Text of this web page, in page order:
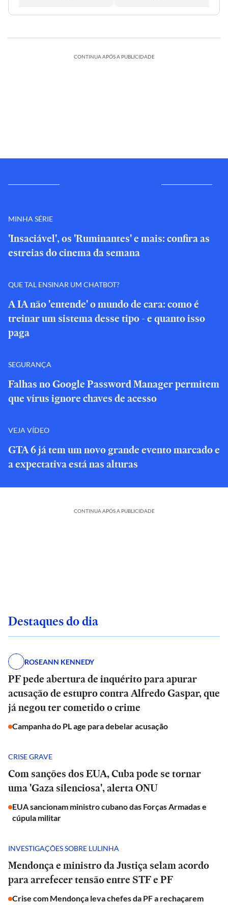
CONTINUA APÓS A PUBLICIDADE
MINHA SÉRIE
'Insaciável', os 'Ruminantes' e mais: confira as
estreias do cinema da semana
QUE TAL ENSINAR UM CHATBOT?
A IA não 'entende' o mundo de cara: como é
treinar um sistema desse tipo - e quanto isso
paga
SEGURANÇA
Falhas no Google Password Manager permitem
que vírus ignore chaves de acesso
VEJA VÍDEO
GTA 6 já tem um novo grande evento marcado e
a expectativa está nas alturas
CONTINUA APÓS A PUBLICIDADE
Destaques do dia
ROSEANN KENNEDY
PF pede abertura de inquérito para apurar
acusação de estupro contra Alfredo Gaspar, que
já negou ter cometido o crime
Campanha do PL age para debelar acusação
CRISE GRAVE
Com sanções dos EUA, Cuba pode se tornar
uma 'Gaza silenciosa', alerta ONU
EUA sancionam ministro cubano das Forças Armadas e
cúpula militar
INVESTIGAÇÕES SOBRE LULINHA
Mendonça e ministro da Justiça selam acordo
para arrefecer tensão entre STF e PF
Crise com Mendonça leva chefes da PF a rechaçarem